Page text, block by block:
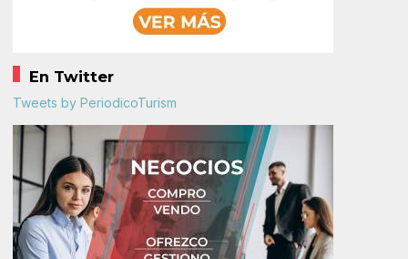
En Twitter
Tweets by PeriodicoTurism